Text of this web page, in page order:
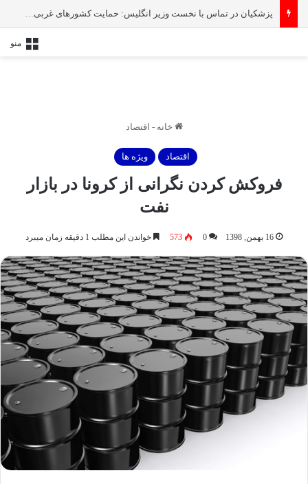
پزشکیان در تماس با نخست‌ وزیر انگلیس: حمایت کشور‌های غربی از رژیم صهیونیستی امنیت منطقه و جهان را به خطر انداخته است
منو
خانه - اقتصاد
اقتصاد ویژه ها
فروکش کردن نگرانی از کرونا در بازار
نفت
16 بهمن, 1398 0
573 خواندن این مطلب 1 دقیقه زمان میبرد